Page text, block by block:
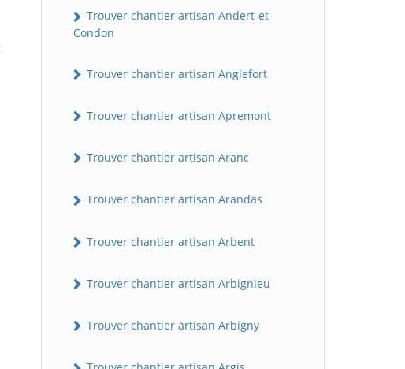
Trouver chantier artisan Andert-et-
Condon
Trouver chantier artisan Anglefort
Trouver chantier artisan Apremont
Trouver chantier artisan Aranc
Trouver chantier artisan Arandas
Trouver chantier artisan Arbent
Trouver chantier artisan Arbignieu
Trouver chantier artisan Arbigny